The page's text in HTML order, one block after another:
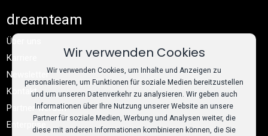
dreamteam
Über uns
Karriere
Newsletter
Kontakt
Partner werden
Enterprise
Wir verwenden Cookies
Wir verwenden Cookies, um Inhalte und Anzeigen zu
personalisieren, um Funktionen für soziale Medien bereitzustellen
und um unseren Datenverkehr zu analysieren. Wir geben auch
Informationen über Ihre Nutzung unserer Website an unsere
Partner für soziale Medien, Werbung und Analysen weiter, die
diese mit anderen Informationen kombinieren können, die Sie